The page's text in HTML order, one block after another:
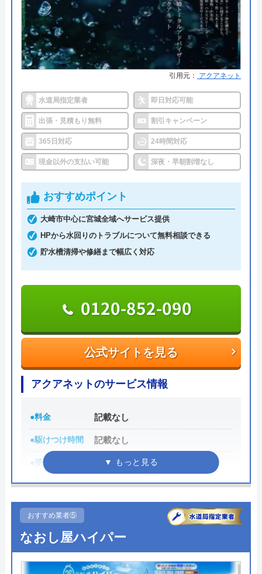
い決済、クレジットカード
●累計実績
年間25万件、累計500万件の修理交
換実績
●保証・保険
工事保証12年・商品保証10年(最
詳細は公式HPでご確認ください
イースマイルがおすすめの理由
イースマイルは対応する自治体で適切な工事ができ
土日祝日・深夜早朝含む24時間365日、いつ相談し
管、給湯器や蛇口の修理交換まで水回りのことなら
何でも相談できます。
電話で「ホームページを見た」と伝えるだけで3,000
円割引なので、相談する際は電話で相談し、忘れず
に伝えるようにしましょう。
ちなみに、依頼せずとも見積もりにはお金はかから
ないので、相見積もりの際は必ず相談しておきたい
業者の一つです。
イースマイルの詳細ページはこちら
公式サイトを見る
0120-091-026
受付時間 24時間
引用元： アクアネット
水道局指定業者 即日対応可能
出張・見積もり無料 割引キャンペーン
365日対応 24時間対応
現金以外の支払い可能 深夜・早朝割増なし
おすすめポイント
大崎市中心に宮城全域へサービス提供
HPから水回りのトラブルについて無料相談できる
貯水槽清掃や修繕まで幅広く対応
公式サイトを見る
0120-852-090
アクアネットのサービス情報
●料金 記載なし
●駆けつけ時間 記載なし
●受付時間 24時間
●定休日 年中無休
●累計実績
アクアネットがおすすめの理由
おすすめ業者⑤
なおし屋ハイパー